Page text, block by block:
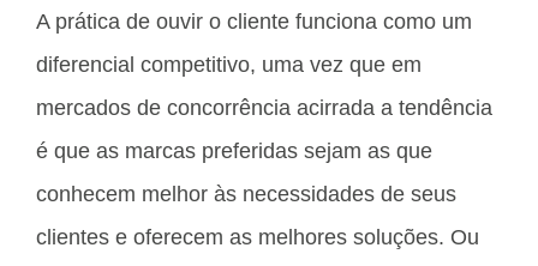
A prática de ouvir o cliente funciona como um
diferencial competitivo, uma vez que em
mercados de concorrência acirrada a tendência
é que as marcas preferidas sejam as que
conhecem melhor às necessidades de seus
clientes e oferecem as melhores soluções. Ou